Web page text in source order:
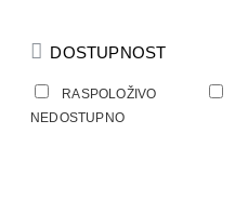
DOSTUPNOST
RASPOLOŽIVO
NEDOSTUPNO